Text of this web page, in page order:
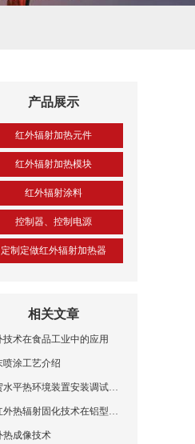
产品展示
红外辐射加热元件
红外辐射加热模块
红外辐射涂料
控制器、控制电源
定制定做红外辐射加热器
相关文章
技术在食品工业中的应用
喷涂工艺介绍
祝贺水平热环境装置安装调试成功
高红外热辐射固化技术在铝型材喷涂中的应用
热成像技术